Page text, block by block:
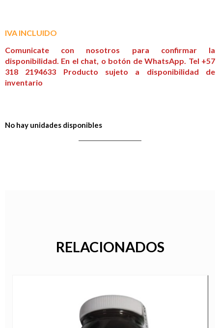
IVA INCLUIDO
Comunicate con nosotros para confirmar la
disponibilidad. En el chat, o botón de WhatsApp. Tel +57
318 2194633 Producto sujeto a disponibilidad de
inventario
No hay unidades disponibles
RELACIONADOS